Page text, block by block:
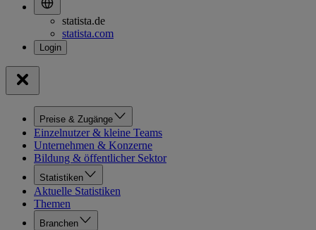
statista.de
statista.com
Preise & Zugänge
Einzelnutzer & kleine Teams
Unternehmen & Konzerne
Bildung & öffentlicher Sektor
Statistiken
Aktuelle Statistiken
Themen
Branchen